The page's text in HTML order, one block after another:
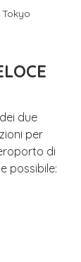
due
per
di
possibile: